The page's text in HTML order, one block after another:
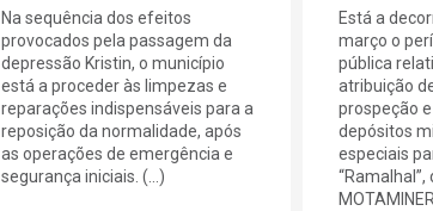
Na sequência dos efeitos
provocados pela passagem da
depressão Kristin, o município
está a proceder às limpezas e
reparações indispensáveis para a
reposição da normalidade, após
as operações de emergência e
segurança iniciais. (...)
Está a
março o
pública
atribuição
prospeção
depósitos
especiais